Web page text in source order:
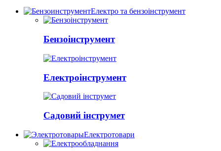
Електро та бензоінструмент
Бензоінструмент
Електроінструмент
Садовий інструмет
Електротовари